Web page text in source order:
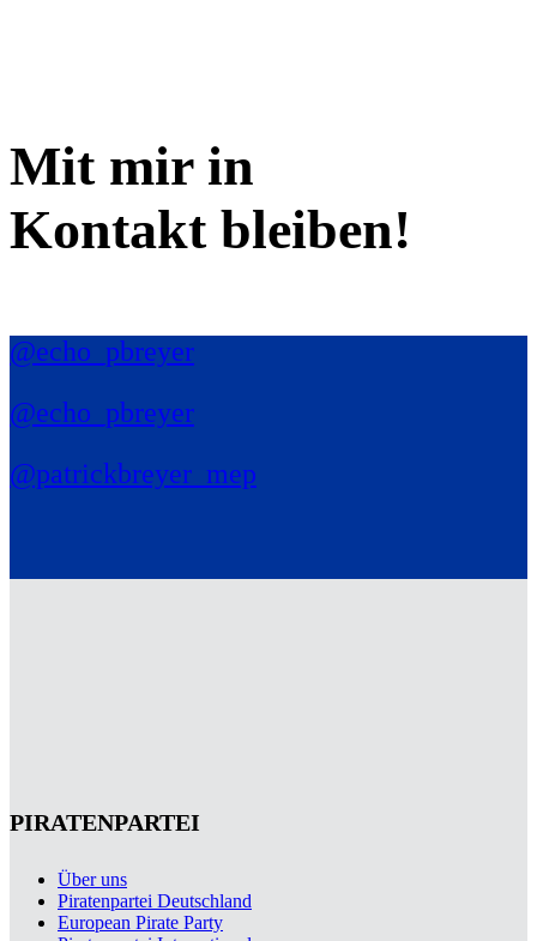
Mit mir in
Kontakt bleiben!
@echo_pbreyer
@echo_pbreyer
@patrickbreyer_mep
PIRATENPARTEI
Über uns
Piratenpartei Deutschland
European Pirate Party